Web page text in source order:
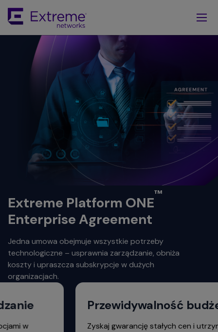
Main
Content
Extreme Platform ONE
™
Enterprise Agreement
Jedna umowa obejmuje wszystkie potrzeby
technologiczne – usprawnia zarządzanie, obniża
koszty i upraszcza subskrypcje w dużych
organizacjach.
w
Przewidywalność
Zyskaj gwarancję stałych cen i